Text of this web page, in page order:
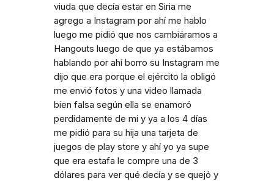
viuda que decía estar en Siria me
agrego a Instagram por ahí me hablo
luego me pidió que nos cambiáramos a
Hangouts luego de que ya estábamos
hablando por ahí borro su Instagram me
dijo que era porque el ejército la obligó
me envió fotos y una video llamada
bien falsa según ella se enamoró
perdidamente de mi y ya a los 4 días
me pidió para su hija una tarjeta de
juegos de play store y ahí yo ya supe
que era estafa le compre una de 3
dólares para ver qué decía y se quejó y